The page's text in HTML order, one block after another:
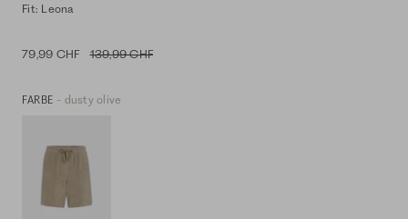
Fit: Leona
79,99 CHF 139,99 CHF
FARBE - dusty olive